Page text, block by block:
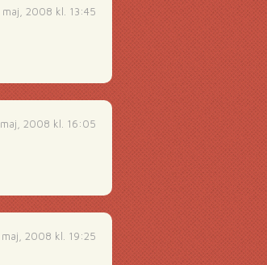
maj, 2008 kl. 13:45
2008 kl. 16:05
maj, 2008 kl. 19:25